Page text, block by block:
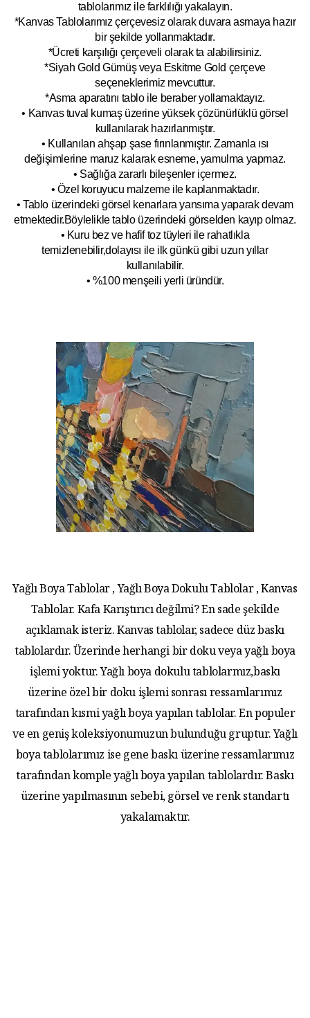
tablolarımız ile farklılığı yakalayın.
*Kanvas Tablolarımız çerçevesiz olarak duvara asmaya hazır
bir şekilde yollanmaktadır.
*Ücreti karşılığı çerçeveli olarak ta alabilirsiniz.
*Siyah Gold Gümüş veya Eskitme Gold çerçeve
seçeneklerimiz mevcuttur.
*Asma aparatını tablo ile beraber yollamaktayız.
• Kanvas tuval kumaş üzerine yüksek çözünürlüklü görsel
kullanılarak hazırlanmıştır.
• Kullanılan ahşap şase fırınlanmıştır. Zamanla ısı
değişimlerine maruz kalarak esneme, yamulma yapmaz.
• Sağlığa zararlı bileşenler içermez.
• Özel koruyucu malzeme ile kaplanmaktadır.
• Tablo üzerindeki görsel kenarlara yansıma yaparak devam
etmektedir.Böylelikle tablo üzerindeki görselden kayıp olmaz.
• Kuru bez ve hafif toz tüyleri ile rahatlıkla
temizlenebilir,dolayısı ile ilkgünkü gibi uzun yıllar
kullanılabilir.
• %100 menşeili yerli üründür.
Yağlı Boya Tablolar , Yağlı Boya Dokulu Tablolar , Kanvas
Tablolar. Kafa Karıştırıcı değilmi? En sade şekilde
açıklamak isteriz. Kanvas tablolar, sadece düz baskı
tablolardır. Üzerinde herhangi bir doku veya yağlı boya
işlemi yoktur. Yağlı boya dokulu tablolarmız,baskı
üzerine özel bir doku işlemi sonrası ressamlarımız
tarafından kısmi yağlı boya yapılan tablolar. En populer
ve en geniş koleksiyonumuzun bulunduğu gruptur. Yağlı
boya tablolarımız ise gene baskı üzerine ressamlarımız
tarafından komple yağlı boya yapılan tablolardır. Baskı
üzerine yapılmasının sebebi, görsel ve renk standartı
yakalamaktır.